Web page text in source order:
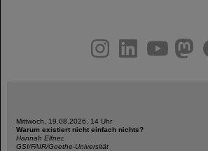
youtubehelmholtz.socialfacebook
Mittwoch, 19.08.2026, 14 Uhr
Warum existiert nicht einfach nichts?
Hannah Elfner,
GSI/FAIR/Goethe-Universität